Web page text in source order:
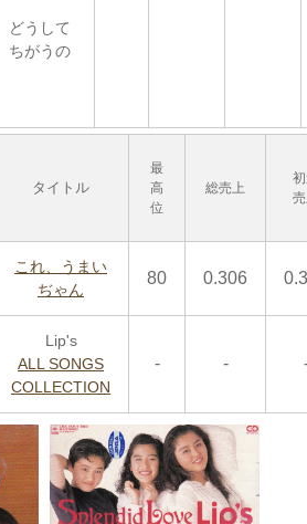
どうして
ちがうの
タイトル
最
高
位
総売上
これ、うまい
ぢゃん
80 0.306
Lip's
ALL SONGS
COLLECTION
- -